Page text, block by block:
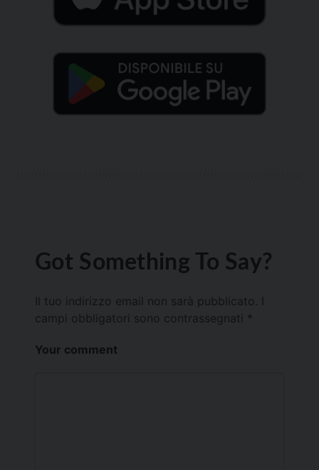
Got Something To Say?
Il tuo indirizzo email non sarà pubblicato.
campi obbligatori sono contrassegnati *
Your comment